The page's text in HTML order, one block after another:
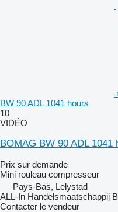
BW 90 ADL 1041 hours
10
VIDÉO
BOMAG BW 90 ADL 1041
Prix sur demande
Mini rouleau compresseur
Pays-Bas, Lelystad
ALL-In Handelsmaatschappij
Contacter le vendeur